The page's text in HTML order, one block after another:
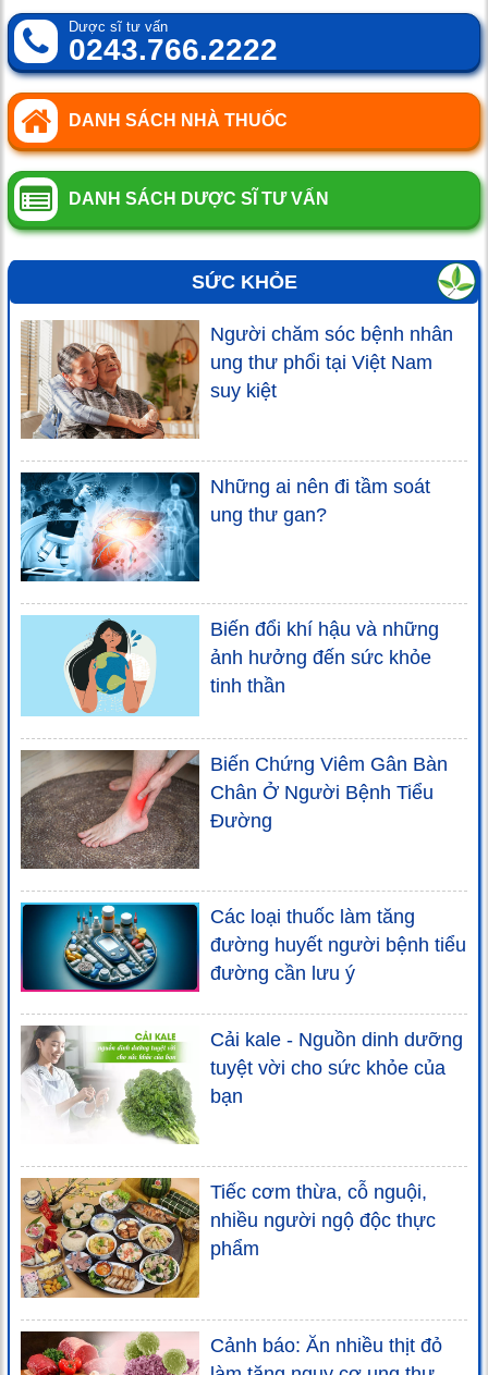
Dược sĩ tư vấn
0243.766.2222
DANH SÁCH NHÀ THUỐC
DANH SÁCH DƯỢC SĨ TƯ VẤN
SỨC KHỎE
Người chăm sóc bệnh nhân
ung thư phổi tại Việt Nam
suy kiệt
Những ai nên đi tầm soát
ung thư gan?
Biến đổi khí hậu và những
ảnh hưởng đến sức khỏe
tinh thần
Biến Chứng Viêm Gân Bàn
Chân Ở Người Bệnh Tiểu
Đường
Các loại thuốc làm tăng
đường huyết người bệnh tiểu
đường cần lưu ý
Cải kale - Nguồn dinh dưỡng
tuyệt vời cho sức khỏe của
bạn
Tiếc cơm thừa, cỗ nguội,
nhiều người ngộ độc thực
phẩm
Cảnh báo: Ăn nhiều thịt đỏ